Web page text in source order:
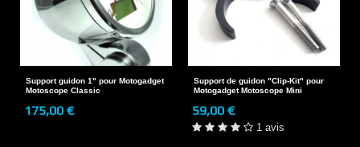
Support guidon 1" pour Motogadget
Motoscope Classic
175,00 €
Support de guidon "Clip-Kit" pour
Motogadget Motoscope Mini
59,00 €
1 avis